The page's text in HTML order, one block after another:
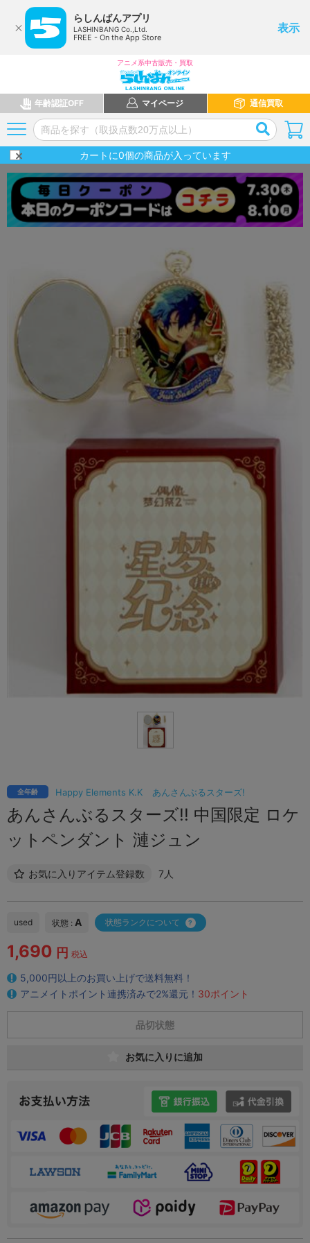
らしんばんアプリ
LASHINBANG Co.,Ltd.
FREE - On the App Store
表示
アニメ系中古販売・買取
年齢認証OFF マイページ 通信買取
カートに0個の商品が入っています
Happy Elements K.K あんさんぶるスターズ!
全年齢
あんさんぶるスターズ!! 中国限定 ロケ
ットペンダント 漣ジュン
お気に入りアイテム登録数 7人
used 状態 : A 状態ランクについて
1,690 円 税込
5,000円以上のお買い上げで送料無料！
アニメイトポイント連携済みで2%還元！ 30ポイント
品切状態
お気に入りに追加